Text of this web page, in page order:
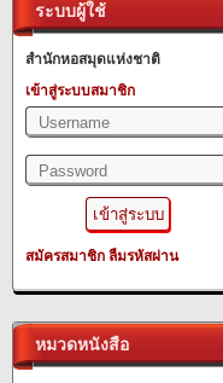
ระบบผู้ใช้
สำนักหอสมุดแห่งชาติ
เข้าสู่ระบบสมาชิก
สมัครสมาชิก ลืมรหัสผ่าน
หมวดหนังสือ